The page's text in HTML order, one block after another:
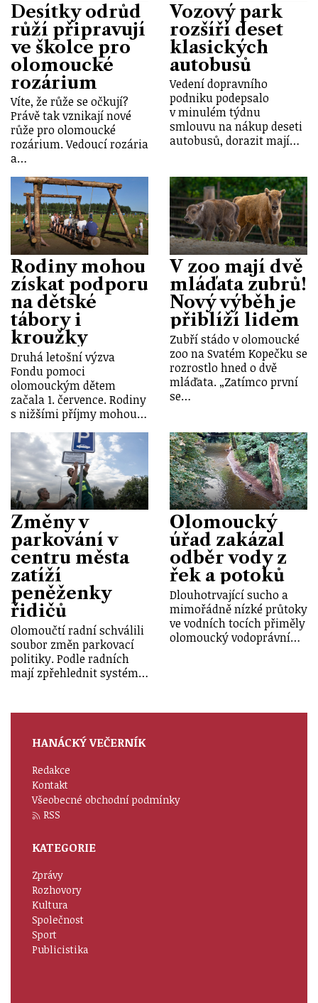
Desítky odrůd
růží připravují
ve školce pro
olomoucké
rozárium
Víte, že růže se očkují?
Právě tak vznikají nové
růže pro olomoucké
rozárium. Vedoucí rozária
a…
Vozový park
rozšíří deset
klasických
autobusů
Vedení dopravního
podniku podepsalo
v minulém týdnu
smlouvu na nákup deseti
autobusů, dorazit mají…
Rodiny mohou
získat podporu
na dětské
tábory i
kroužky
Druhá letošní výzva
Fondu pomoci
olomouckým dětem
začala 1. července. Rodiny
s nižšími příjmy mohou…
V zoo mají dvě
mláďata zubrů!
Nový výběh je
přiblíží lidem
Zubří stádo v olomoucké
zoo na Svatém Kopečku se
rozrostlo hned o dvě
mláďata. „Zatímco první
se…
Změny v
parkování v
centru města
zatíží
peněženky
řidičů
Olomoučtí radní schválili
soubor změn parkovací
politiky. Podle radních
mají zpřehlednit systém…
Olomoucký
úřad zakázal
odběr vody z
řek a potoků
Dlouhotrvající sucho a
mimořádně nízké průtoky
ve vodních tocích přiměly
olomoucký vodoprávní…
HANÁCKÝ VEČERNÍK
Redakce
Kontakt
Všeobecné obchodní podmínky
RSS
KATEGORIE
Zprávy
Rozhovory
Kultura
Společnost
Sport
Publicistika